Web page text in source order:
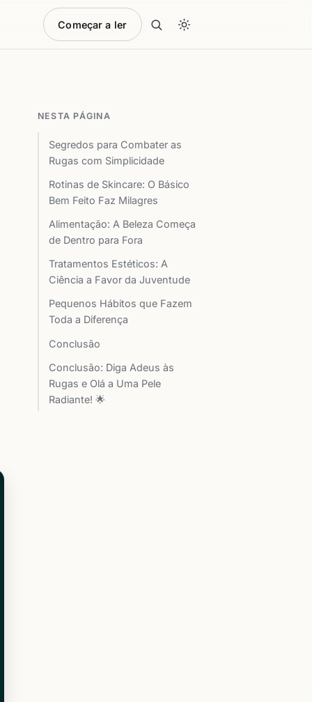
Começar a ler
NESTA PÁGINA
Segredos para Combater as
Rugas com Simplicidade
Rotinas de Skincare: O Básico
Bem Feito Faz Milagres
Alimentação: A Beleza Começa
de Dentro para Fora
Tratamentos Estéticos: A
Ciência a Favor da Juventude
Pequenos Hábitos que Fazem
Toda a Diferença
Conclusão
Conclusão: Diga Adeus às
Rugas e Olá a Uma Pele
Radiante! 🌟